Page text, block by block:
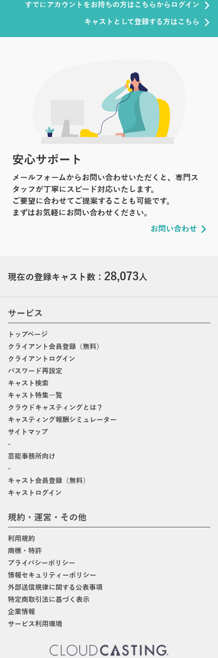
すでにアカウントをお持ちの方はこちらからログイン
キャストとして登録する方はこちら
安心サポート
メールフォームからお問い合わせいただくと、専門ス
タッフが丁寧にスピード対応いたします。
ご要望に合わせてご提案することも可能です。
まずはお気軽にお問い合わせください。
お問い合わせ
現在の登録キャスト数： 28,073人
サービス
トップページ
クライアント会員登録（無料）
クライアントログイン
パスワード再設定
キャスト検索
キャスト特集一覧
クラウドキャスティングとは？
キャスティング報酬シミュレーター
サイトマップ
-
芸能事務所向け
-
キャスト会員登録（無料）
キャストログイン
規約・運営・その他
利用規約
商標・特許
プライバシーポリシー
情報セキュリティーポリシー
外部送信規律に関する公表事項
特定商取引法に基づく表示
企業情報
サービス利用環境